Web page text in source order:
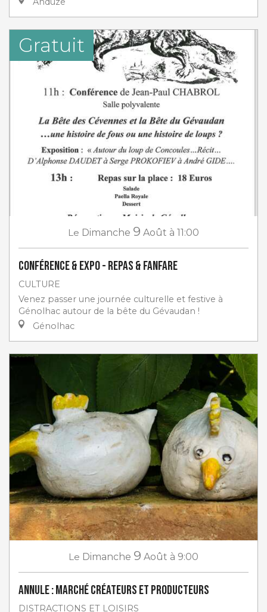
Gratuit
Le Dimanche 9 Août à 11:00
Conférence & Expo - Repas & Fanfare
CULTURE
Venez passer une journée culturelle et festive à
Génolhac autour de la bête du Gévaudan !
Génolhac
Le Dimanche 9 Août à 9:00
ANNULE : Marché créateurs et producteurs
DISTRACTIONS ET LOISIRS